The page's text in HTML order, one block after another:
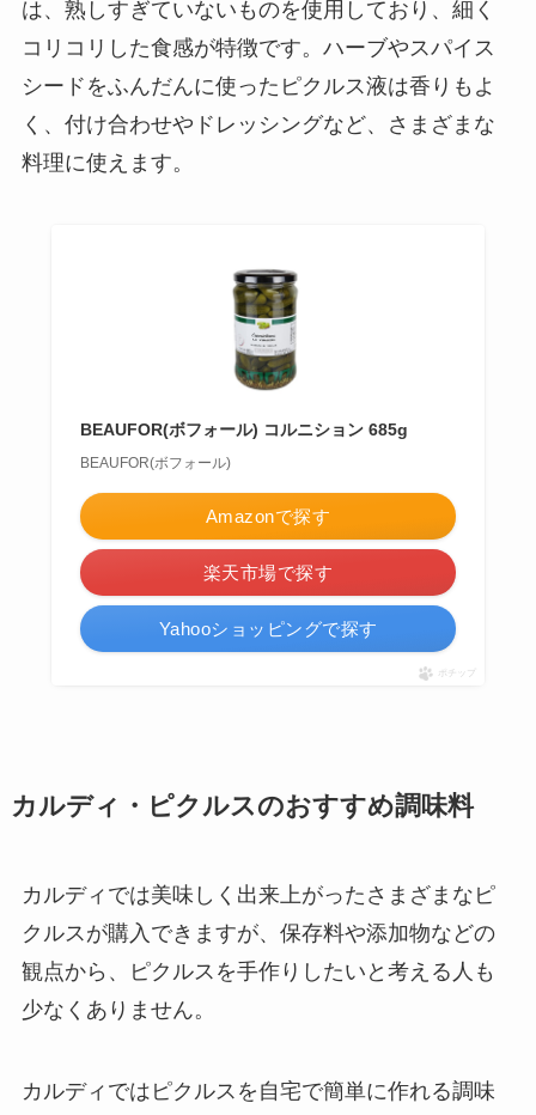
は、熟しすぎていないものを使用しており、細く
コリコリした食感が特徴です。ハーブやスパイス
シードをふんだんに使ったピクルス液は香りもよ
く、付け合わせやドレッシングなど、さまざまな
料理に使えます。
BEAUFOR(ボフォール) コルニション 685g
BEAUFOR(ボフォール)
Amazonで探す
楽天市場で探す
Yahooショッピングで探す
ポチップ
カルディ・ピクルスのおすすめ調味料
カルディでは美味しく出来上がったさまざまなピ
クルスが購入できますが、保存料や添加物などの
観点から、ピクルスを手作りしたいと考える人も
少なくありません。
カルディではピクルスを自宅で簡単に作れる調味